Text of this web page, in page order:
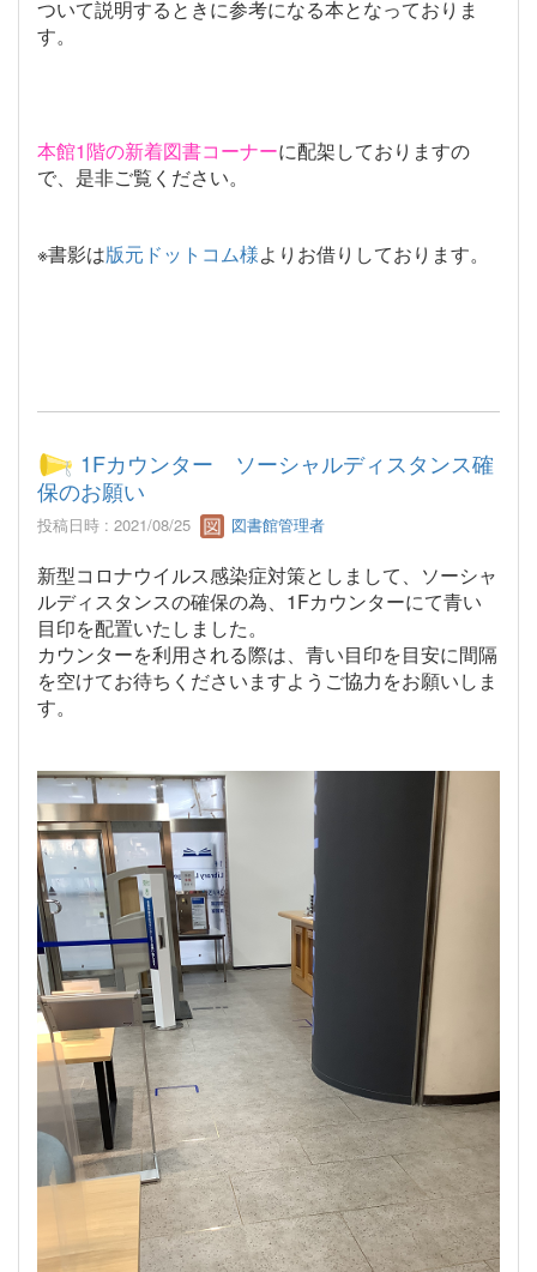
ついて説明するときに参考になる本となっておりま
す。
本館1階の新着図書コーナーに配架しておりますの
で、是非ご覧ください。
※書影は版元ドットコム様よりお借りしております。
1Fカウンター ソーシャルディスタンス確
保のお願い
投稿日時 : 2021/08/25 図書館管理者
新型コロナウイルス感染症対策としまして、ソーシャ
ルディスタンスの確保の為、1Fカウンターにて青い
目印を配置いたしました。
カウンターを利用される際は、青い目印を目安に間隔
を空けてお待ちくださいますようご協力をお願いしま
す。